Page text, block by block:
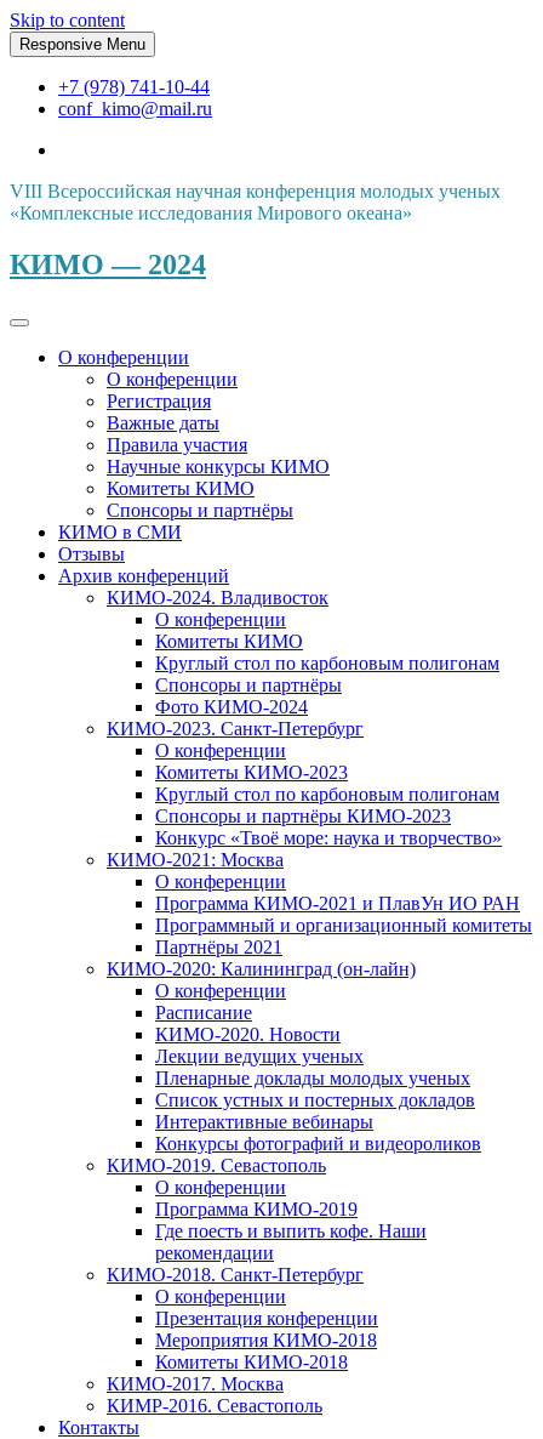
Skip to content
Responsive Menu
+7 (978) 741-10-44
conf_kimo@mail.ru
VIII Всероссийская научная конференция молодых ученых
«Комплексные исследования Мирового океана»
КИМО — 2024
О конференции
О конференции
Регистрация
Важные даты
Правила участия
Научные конкурсы КИМО
Комитеты КИМО
Спонсоры и партнёры
КИМО в СМИ
Отзывы
Архив конференций
КИМО-2024. Владивосток
О конференции
Комитеты КИМО
Круглый стол по карбоновым полигонам
Спонсоры и партнёры
Фото КИМО-2024
КИМО-2023. Санкт-Петербург
О конференции
Комитеты КИМО-2023
Круглый стол по карбоновым полигонам
Спонсоры и партнёры КИМО-2023
Конкурс «Твоё море: наука и творчество»
КИМО-2021: Москва
О конференции
Программа КИМО-2021 и ПлавУн ИО РАН
Программный и организационный комитеты
Партнёры 2021
КИМО-2020: Калининград (он-лайн)
О конференции
Расписание
КИМО-2020. Новости
Лекции ведущих ученых
Пленарные доклады молодых ученых
Список устных и постерных докладов
Интерактивные вебинары
Конкурсы фотографий и видеороликов
КИМО-2019. Севастополь
О конференции
Программа КИМО-2019
Где поесть и выпить кофе. Наши
рекомендации
КИМО-2018. Санкт-Петербург
О конференции
Презентация конференции
Мероприятия КИМО-2018
Комитеты КИМО-2018
КИМО-2017. Москва
КИМР-2016. Севастополь
Контакты